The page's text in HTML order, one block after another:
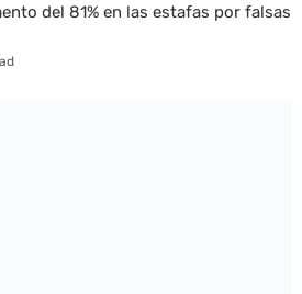
del 81% en las estafas por falsas